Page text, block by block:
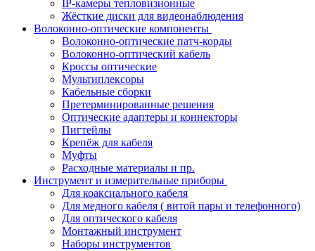
IP-камеры тепловизионные
Жёсткие диски для видеонаблюдения
Волоконно-оптические компоненты
Волоконно-оптические патч-корды
Волоконно-оптический кабель
Кроссы оптические
Мультиплексоры
Кабельные сборки
Претерминированные решения
Оптические адаптеры и коннекторы
Пигтейлы
Крепёж для кабеля
Муфты
Расходные материалы и пр.
Инструмент и измерительные приборы
Для коаксиального кабеля
Для медного кабеля ( витой пары и телефонного)
Для оптического кабеля
Монтажный инструмент
Наборы инструментов